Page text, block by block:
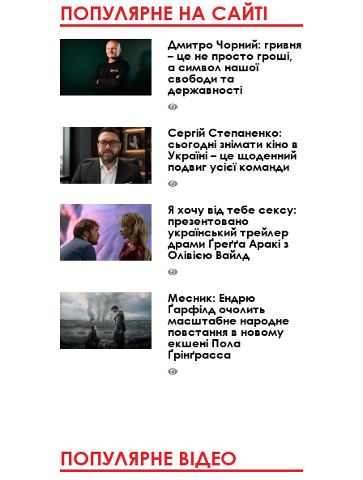
ПОПУЛЯРНЕ НА САЙТІ
Дмитро Чорний: гривня
– це не просто гроші,
а символ нашої
свободи та
державності
Сергій Степаненко:
сьогодні знімати кіно в
Україні – це щоденний
подвиг усієї команди
Я хочу від тебе сексу:
презентовано
український трейлер
драми Ґреґґа Аракі з
Олівією Вайлд
Месник: Ендрю
Ґарфілд очолить
масштабне народне
повстання в новому
екшені Пола
Ґрінґрасса
ПОПУЛЯРНЕ ВІДЕО